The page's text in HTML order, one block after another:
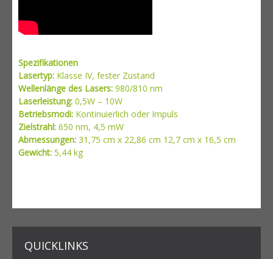
Spezifikationen
Lasertyp: Klasse IV, fester Zustand
Wellenlänge des Lasers: 980/810 nm
Laserleistung: 0,5W – 10W
Betriebsmodi: Kontinuierlich oder Impuls
Zielstrahl: 650 nm, 4,5 mW
Abmessungen: 31,75 cm x 22,86 cm 12,7 cm x 16,5 cm
Gewicht: 5,44 kg
QUICKLINKS